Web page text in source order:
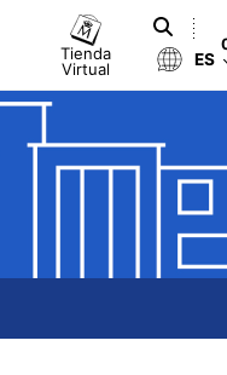
Tienda
Virtual
ES